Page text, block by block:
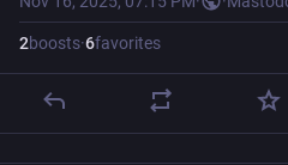
2boosts·6favorites